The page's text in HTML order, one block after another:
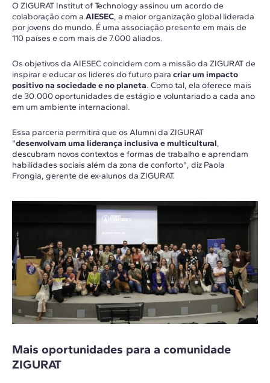
O ZIGURAT Institut of Technology assinou um acordo de
colaboração com a AIESEC, a maior organização global liderada
por jovens do mundo. É uma associação presente em mais de
110 países e com mais de 7.000 aliados.
Os objetivos da AIESEC coincidem com a missão da ZIGURAT de
inspirar e educar os líderes do futuro para criar um impacto
positivo na sociedade e no planeta. Como tal, ela oferece mais
de 30.000 oportunidades de estágio e voluntariado a cada ano
em um ambiente internacional.
Essa parceria permitirá que os Alumni da ZIGURAT
"desenvolvam uma liderança inclusiva e multicultural,
descubram novos contextos e formas de trabalho e aprendam
habilidades sociais além da zona de conforto", diz Paola
Frongia, gerente de ex-alunos da ZIGURAT.
Mais oportunidades para a comunidade
ZIGURAT